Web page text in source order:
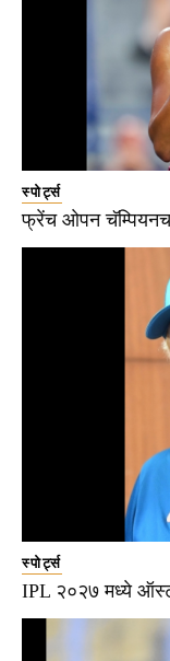
स्पोर्ट्स
फ्रेंच ओपन
स्पोर्ट्स
IPL २०२७ मध्ये